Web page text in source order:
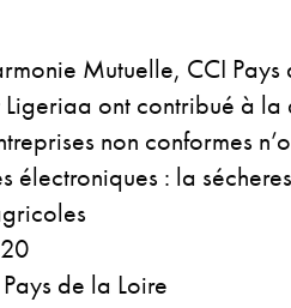
Mutuelle, CCI
ont contribué à la
non conformes
électroniques : la
de la Loire